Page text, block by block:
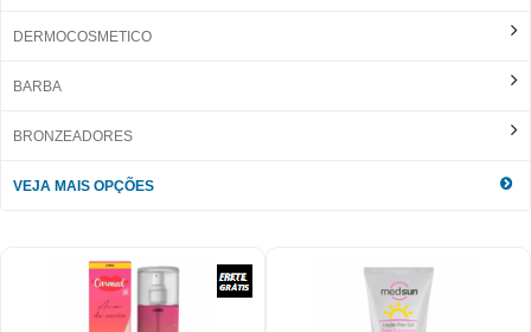
DERMOCOSMETICO
BARBA
BRONZEADORES
VEJA MAIS OPÇÕES